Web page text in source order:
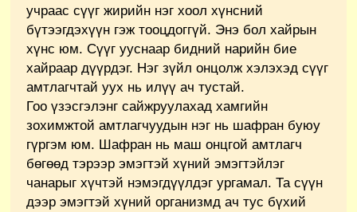
учраас сүүг жирийн нэг хоол хүнсний
бүтээгдэхүүн гэж тооцдоггүй. Энэ бол хайрын
хүнс юм. Сүүг ууснаар бидний нарийн бие
хайраар дүүрдэг. Нэг зүйл онцолж хэлэхэд сүүг
амтлагчтай уух нь илүү ач тустай.
Гоо үзэсгэлэнг сайжруулахад хамгийн
зохимжтой амтлагчуудын нэг нь шафран буюу
гүргэм юм. Шафран нь маш онцгой амтлагч
бөгөөд тэрээр эмэгтэй хүний эмэгтэйлэг
чанарыг хүчтэй нэмэгдүүлдэг ургамал. Та сүүн
дээр эмэгтэй хүний организмд ач тус бүхий